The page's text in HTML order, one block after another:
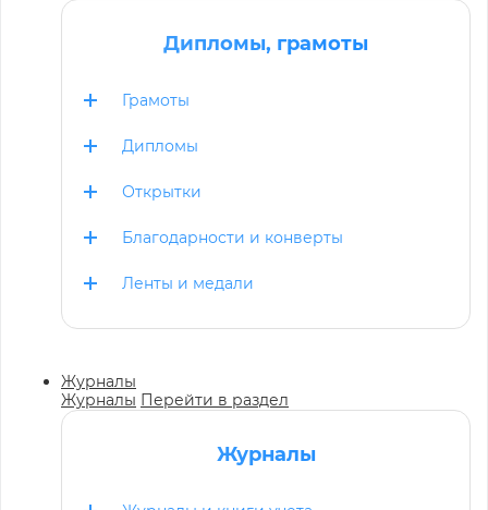
Дипломы, грамоты
Грамоты
Дипломы
Открытки
Благодарности и конверты
Ленты и медали
Журналы
Журналы Перейти в раздел
Журналы